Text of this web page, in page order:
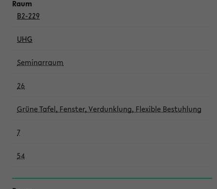
B2-229
UHG
Seminarraum
26
Grüne Tafel, Fenster, Verdunklung, Flexible Bestuhlung
7
54